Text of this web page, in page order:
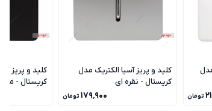
تومان
کلید و پریز آسیا الکتریک مدل
کریستال - نقره ای
۱۷۹٬۹۰۰ تومان
کلید و پریز
کریستال -